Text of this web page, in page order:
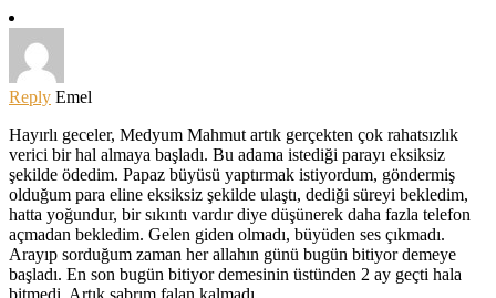
Reply Emel
Hayırlı geceler, Medyum Mahmut artık gerçekten çok rahatsızlık
verici bir hal almaya başladı. Bu adama istediği parayı eksiksiz
şekilde ödedim. Papaz büyüsü yaptırmak istiyordum, göndermiş
olduğum para eline eksiksiz şekilde ulaştı, dediği süreyi bekledim,
hatta yoğundur, bir sıkıntı vardır diye düşünerek daha fazla telefon
açmadan bekledim. Gelen giden olmadı, büyüden ses çıkmadı.
Arayıp sorduğum zaman her allahın günü bugün bitiyor demeye
başladı. En son bugün bitiyor demesinin üstünden 2 ay geçti hala